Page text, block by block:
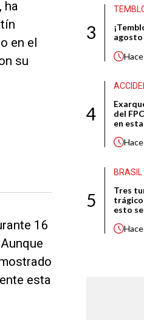
ha
en el
su
16
esta
3
agosto
Hace
4
del
en
Hace
5
BRASIL
Tres
trágico
esto